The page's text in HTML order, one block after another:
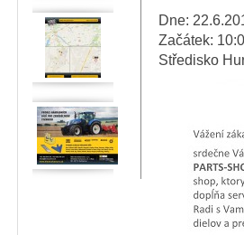
Dne:
Začátek:
Středisko